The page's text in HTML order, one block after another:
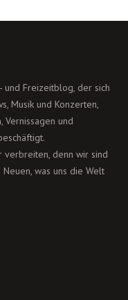
und Freizeitblog, der sich
Musik und Konzerten,
Vernissagen und
verbreiten, denn wir sind
was uns die Welt